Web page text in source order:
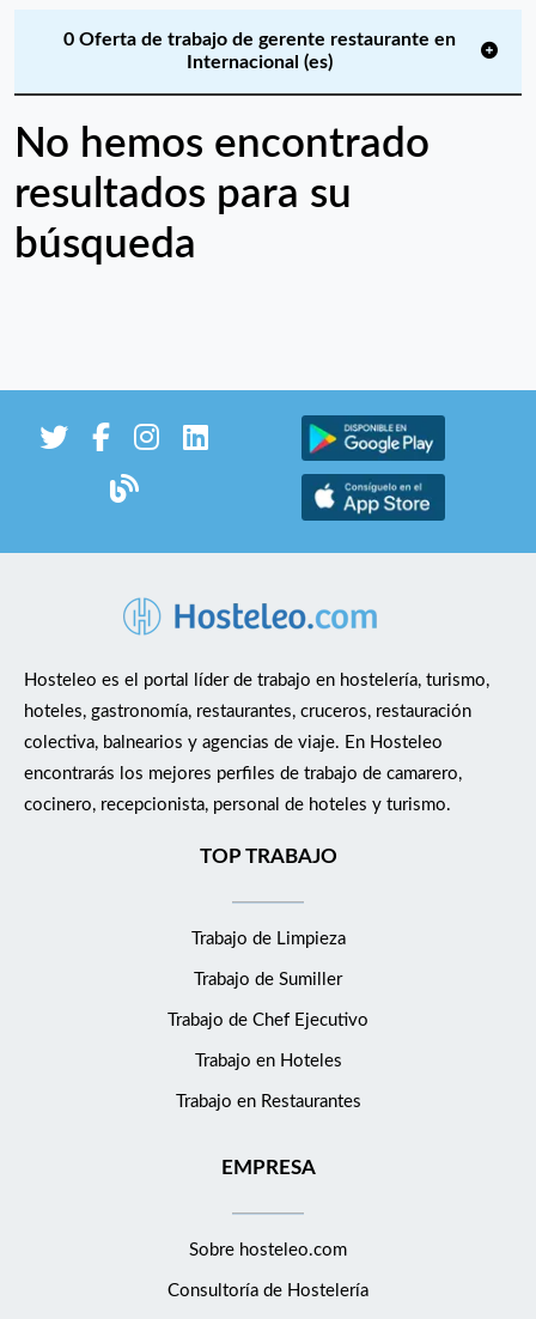
0 Oferta de trabajo de gerente restaurante en
Internacional (es)
No hemos encontrado
resultados para su
búsqueda
Hosteleo es el portal líder de trabajo en hostelería, turismo,
hoteles, gastronomía, restaurantes, cruceros, restauración
colectiva, balnearios y agencias de viaje. En Hosteleo
encontrarás los mejores perfiles de trabajo de camarero,
cocinero, recepcionista, personal de hoteles y turismo.
TOP TRABAJO
Trabajo de Limpieza
Trabajo de Sumiller
Trabajo de Chef Ejecutivo
Trabajo en Hoteles
Trabajo en Restaurantes
EMPRESA
Sobre hosteleo.com
Consultoría de Hostelería